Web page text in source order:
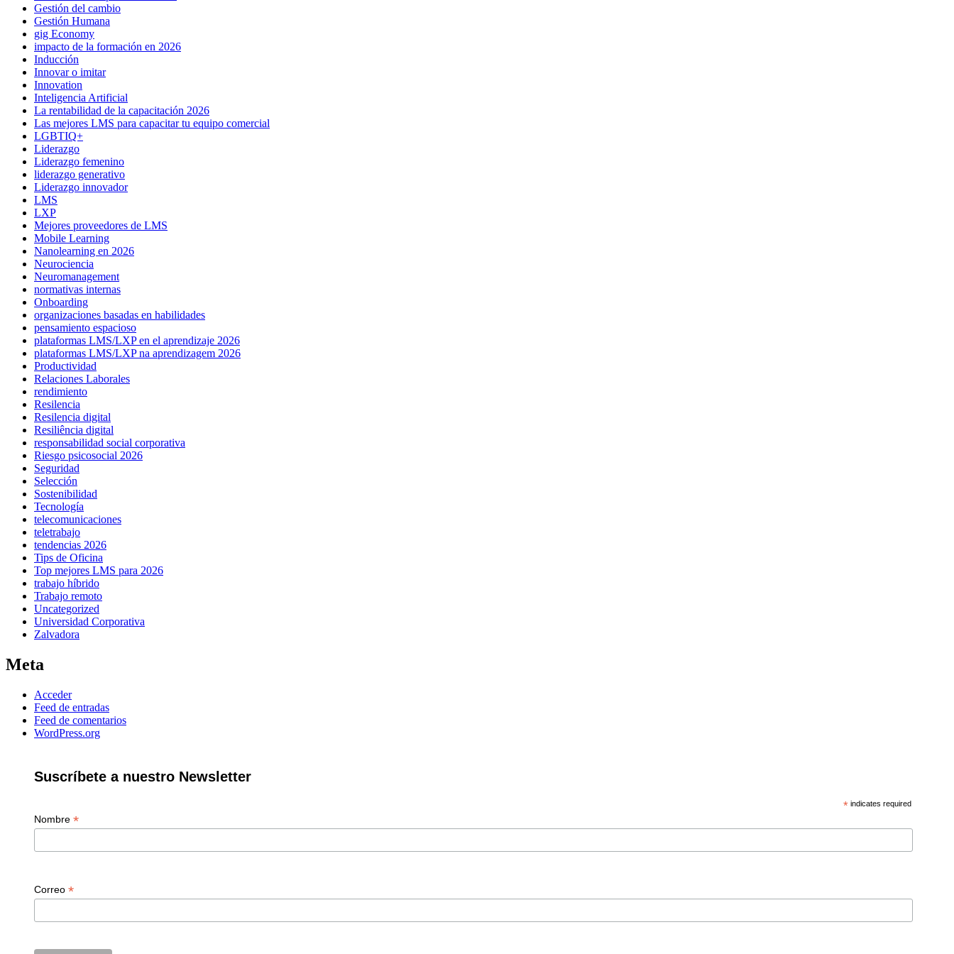
Gestión del cambio
Gestión Humana
gig Economy
impacto de la formación en 2026
Inducción
Innovar o imitar
Innovation
Inteligencia Artificial
La rentabilidad de la capacitación 2026
Las mejores LMS para capacitar tu equipo comercial
LGBTIQ+
Liderazgo
Liderazgo femenino
liderazgo generativo
Liderazgo innovador
LMS
LXP
Mejores proveedores de LMS
Mobile Learning
Nanolearning en 2026
Neurociencia
Neuromanagement
normativas internas
Onboarding
organizaciones basadas en habilidades
pensamiento espacioso
plataformas LMS/LXP en el aprendizaje 2026
plataformas LMS/LXP na aprendizagem 2026
Productividad
Relaciones Laborales
rendimiento
Resilencia
Resilencia digital
Resiliência digital
responsabilidad social corporativa
Riesgo psicosocial 2026
Seguridad
Selección
Sostenibilidad
Tecnología
telecomunicaciones
teletrabajo
tendencias 2026
Tips de Oficina
Top mejores LMS para 2026
trabajo híbrido
Trabajo remoto
Uncategorized
Universidad Corporativa
Zalvadora
Meta
Acceder
Feed de entradas
Feed de comentarios
WordPress.org
Suscríbete a nuestro Newsletter
* indicates required
Nombre *
Correo *